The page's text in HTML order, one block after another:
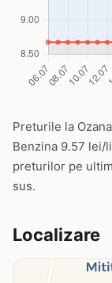
Preturile la
Benzina 9.57
preturilor pe
sus.
Localizare